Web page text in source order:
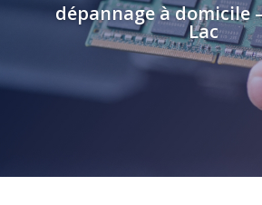
dépannage à domicile
Lac